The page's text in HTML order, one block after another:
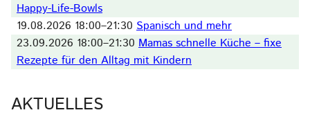
Happy-Life-Bowls
19.08.2026 18:00–21:30 Spanisch und mehr
23.09.2026 18:00–21:30 Mamas schnelle Küche – fixe
Rezepte für den Alltag mit Kindern
AKTUELLES